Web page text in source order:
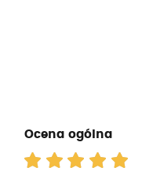
Ocena ogólna